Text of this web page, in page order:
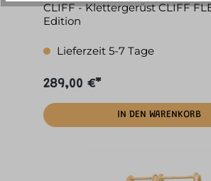
CLIFF - Klettergerüst CLIFF
Edition
Lieferzeit 5-7 Tage
289,00 €*
IN DEN WARENKORB